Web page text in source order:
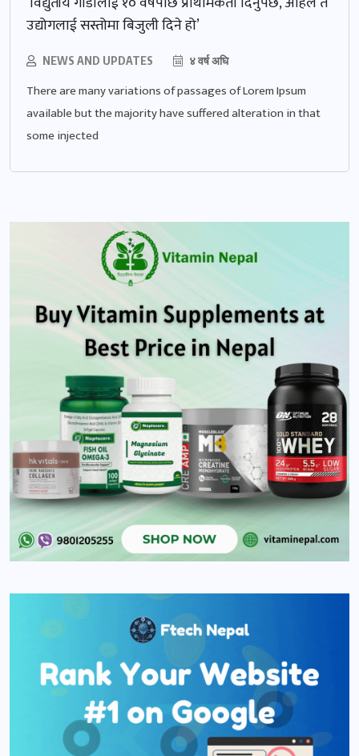
उद्योगलाई सस्तोमा बिजुली दिने हो’
NEWS AND UPDATES ४ वर्ष अघि
There are many variations of passages of Lorem Ipsum
available but the majority have suffered alteration in that
some injected